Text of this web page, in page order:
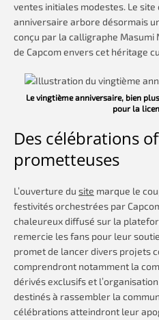
ventes initiales modestes. Le
anniversaire arbore désormais
conçu par la calligraphe
de Capcom envers cet héritage
Le vingtième anniversaire, bien
pour la
Des célébrations
prometteuses
L’ouverture du site marque le
festivités orchestrées par
chaleureux diffusé sur la
remercie les fans pour leur
promet de lancer divers projets
comprendront notamment la
dérivés exclusifs et
destinés à rassembler la
célébrations atteindront leur